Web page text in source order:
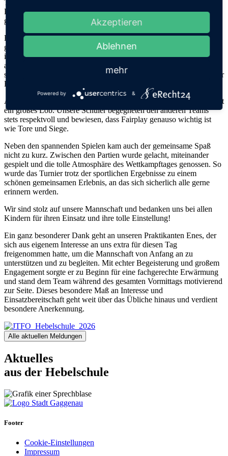
Teamgeist an. Obwohl die Mannschaft am Ende keine vorderen
Plätze erreichen konnte, zeigten unsere Spieler während des
gesamten Turniers großen Einsatz und Zusammenhalt.
Besonders bemerkenswert war, dass die Kinder zuvor noch nie
gemeinsam in einer Mannschaft gespielt hatten. Trotzdem gelang es
ihnen schon nach kurzer Zeit, sich toll aufeinander einzustellen und
als Team zusammenzuwachsen. Auf dem Spielfeld unterstützten sie
sich gegenseitig, feuerten einander an und gaben bis zum Schluss ihr
Bestes.
Auch das faire und sportliche Verhalten unserer Mannschaft verdient
ein großes Lob. Unsere Schüler begegneten den anderen Teams
stets respektvoll und bewiesen, dass Fairplay genauso wichtig ist
wie Tore und Siege.
Neben den spannenden Spielen kam auch der gemeinsame Spaß
nicht zu kurz. Zwischen den Partien wurde gelacht, miteinander
gespielt und die tolle Atmosphäre des Wettkampftages genossen. So
wurde das Turnier trotz der sportlichen Ergebnisse zu einem
schönen gemeinsamen Erlebnis, an das sich sicherlich alle gerne
erinnern werden.
Wir sind stolz auf unsere Mannschaft und bedanken uns bei allen
Kindern für ihren Einsatz und ihre tolle Einstellung!
Ein ganz besonderer Dank geht an unseren Praktikanten Enes, der
sich aus eigenem Interesse an uns extra für diesen Tag
freigenommen hatte, um die Mannschaft von Anfang an zu
unterstützen und zu begleiten. Mit echter Begeisterung und großem
Engagement sorgte er zu Beginn für eine fachgerechte Erwärmung
und stand dem Team während des gesamten Vormittags motivierend
zur Seite. Dieses besondere Maß an Interesse und
Einsatzbereitschaft geht weit über das Übliche hinaus und verdient
besondere Anerkennung.
Alle aktuellen Meldungen
Aktuelles
aus der Hebelschule
Footer
Cookie-Einstellungen
Impressum
Akzeptieren
Ablehnen
mehr
Powered by &